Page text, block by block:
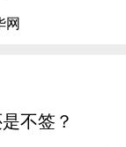
网
不签？